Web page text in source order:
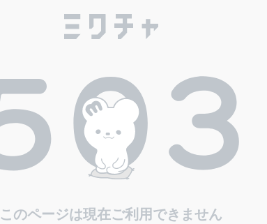
このページは現在ご利用できません